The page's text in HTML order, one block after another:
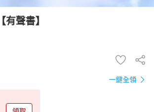
聲書】
一鍵全領